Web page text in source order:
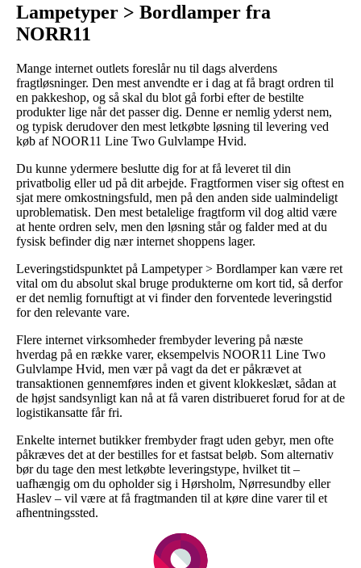
Lampetyper > Bordlamper fra
NORR11
Mange internet outlets foreslår nu til dags alverdens
fragtløsninger. Den mest anvendte er i dag at få bragt ordren til
en pakkeshop, og så skal du blot gå forbi efter de bestilte
produkter lige når det passer dig. Denne er nemlig yderst nem,
og typisk derudover den mest letkøbte løsning til levering ved
køb af NOOR11 Line Two Gulvlampe Hvid.
Du kunne ydermere beslutte dig for at få leveret til din
privatbolig eller ud på dit arbejde. Fragtformen viser sig oftest en
sjat mere omkostningsfuld, men på den anden side ualmindeligt
uproblematisk. Den mest betalelige fragtform vil dog altid være
at hente ordren selv, men den løsning står og falder med at du
fysisk befinder dig nær internet shoppens lager.
Leveringstidspunktet på Lampetyper > Bordlamper kan være ret
vital om du absolut skal bruge produkterne om kort tid, så derfor
er det nemlig fornuftigt at vi finder den forventede leveringstid
for den relevante vare.
Flere internet virksomheder frembyder levering på næste
hverdag på en række varer, eksempelvis NOOR11 Line Two
Gulvlampe Hvid, men vær på vagt da det er påkrævet at
transaktionen gennemføres inden et givent klokkeslæt, sådan at
de højst sandsynligt kan nå at få varen distribueret forud for at de
logistikansatte får fri.
Enkelte internet butikker frembyder fragt uden gebyr, men ofte
påkræves det at der bestilles for et fastsat beløb. Som alternativ
bør du tage den mest letkøbte leveringstype, hvilket tit –
uafhængig om du opholder sig i Hørsholm, Nørresundby eller
Haslev – vil være at få fragtmanden til at køre dine varer til et
afhentningssted.